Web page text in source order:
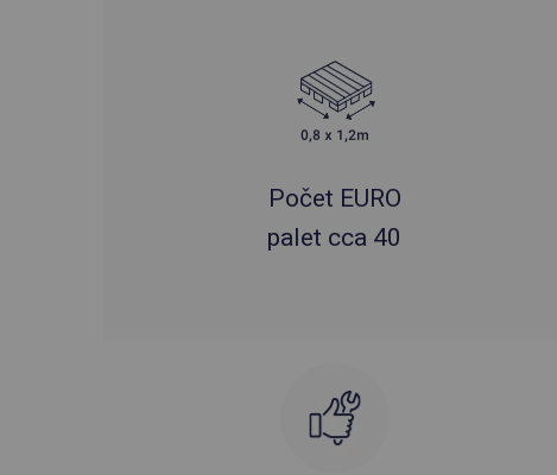
Počet EURO
palet cca 40